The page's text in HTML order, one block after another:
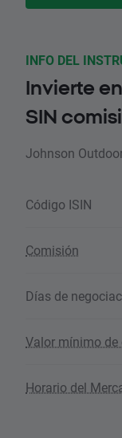
INFO DEL
Invierte
SIN
Johnson
Código ISIN
Comisión
Días de
Valor mínimo de
Horario del